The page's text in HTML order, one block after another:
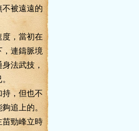
被遠遠的
，當初在
連鑄脈境
法武技，
，但也不
追上的。
勁峰立時